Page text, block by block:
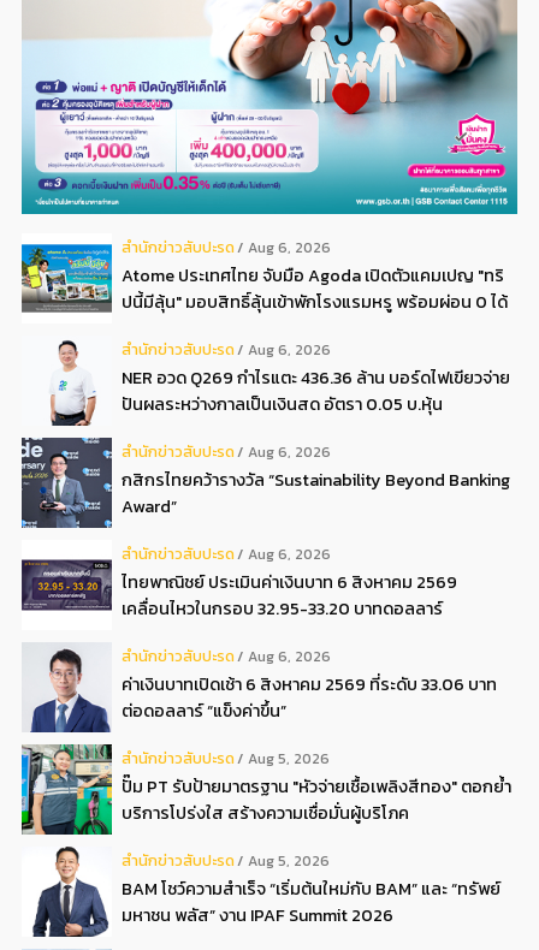
สํานักข่าวสับปะรด Aug 6, 2026
Atome ประเทศไทย จับมือ Agoda เปิดตัวแคมเปญ "ทริ
ปนี้มีลุ้น" มอบสิทธิ์ลุ้นเข้าพักโรงแรมหรู พร้อมผ่อน 0 ได้
สํานักข่าวสับปะรด Aug 6, 2026
NER อวด Q269 กำไรแตะ 436.36 ล้าน บอร์ดไฟเขียวจ่าย
ปันผลระหว่างกาลเป็นเงินสด อัตรา 0.05 บ.หุ้น
สํานักข่าวสับปะรด Aug 6, 2026
กสิกรไทยคว้ารางวัล “Sustainability Beyond Banking
Award”
สํานักข่าวสับปะรด Aug 6, 2026
ไทยพาณิชย์ ประเมินค่าเงินบาท 6 สิงหาคม 2569
เคลื่อนไหวในกรอบ 32.95-33.20 บาทดอลลาร์
สํานักข่าวสับปะรด Aug 6, 2026
ค่าเงินบาทเปิดเช้า 6 สิงหาคม 2569 ที่ระดับ 33.06 บาท
ต่อดอลลาร์ “แข็งค่าขึ้น”
สํานักข่าวสับปะรด Aug 5, 2026
ปั๊ม PT รับป้ายมาตรฐาน "หัวจ่ายเชื้อเพลิงสีทอง" ตอกย้ำ
บริการโปร่งใส สร้างความเชื่อมั่นผู้บริโภค
สํานักข่าวสับปะรด Aug 5, 2026
BAM โชว์ความสำเร็จ “เริ่มต้นใหม่กับ BAM” และ “ทรัพย์
มหาชน พลัส” งาน IPAF Summit 2026